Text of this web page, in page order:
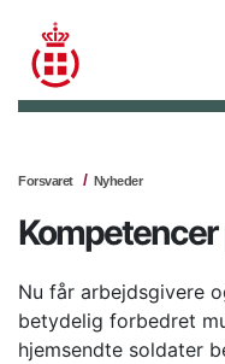
Forsvaret Nyheder
Nu får arbejdsgivere
betydelig forbedret
hjemsendte soldater